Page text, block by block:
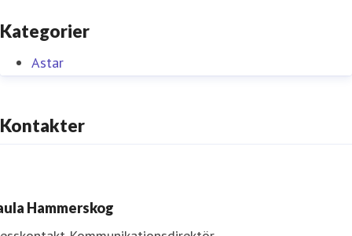
Kategorier
Astar
Kontakter
Hammerskog